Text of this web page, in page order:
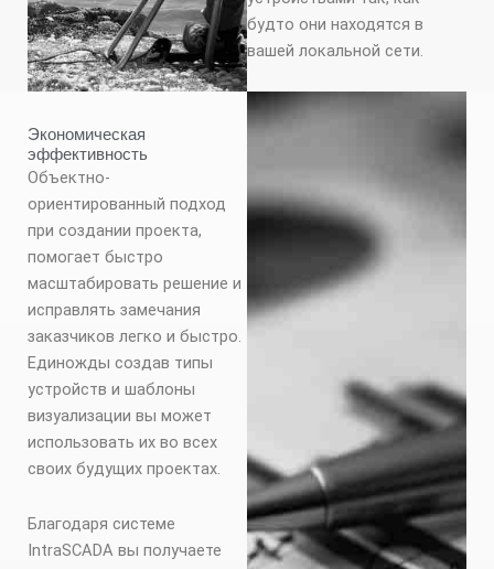
будто они находятся в
вашей локальной сети.
Экономическая
эффективность
Объектно-
ориентированный подход
при создании проекта,
помогает быстро
масштабировать решение и
исправлять замечания
заказчиков легко и быстро.
Единожды создав типы
устройств и шаблоны
визуализации вы может
использовать их во всех
своих будущих проектах.
Благодаря системе
IntraSCADA вы получаете